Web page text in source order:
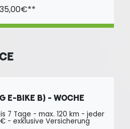
35,00€**
E-BIKE B) - WOCHE
7 Tage - max. 120 km - jeder
- exklusive Versicherung